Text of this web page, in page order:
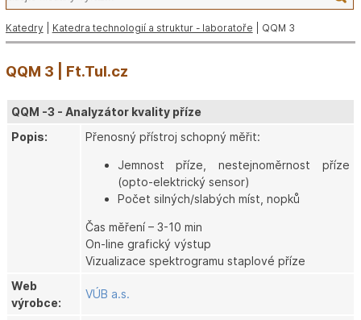
Katedry Katedra technologií a struktur - laboratoře | QQM 3
QQM 3 | Ft.Tul.cz
QQM -3 - Analyzátor kvality příze
Popis:
Přenosný přístroj schopný měřit:
Jemnost příze, nestejnoměrnost příze
(opto-elektrický sensor)
Počet silných/slabých míst, nopků
Čas měření – 3-10 min
On-line grafický výstup
Vizualizace spektrogramu staplové příze
Web
výrobce:
VÚB a.s.